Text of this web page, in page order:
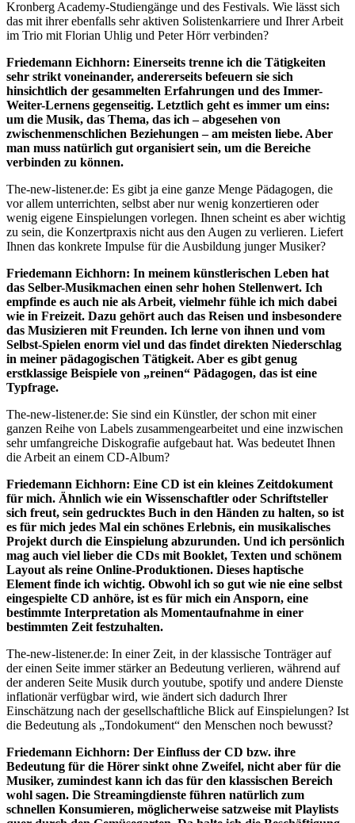
Kronberg Academy-Studiengänge und des Festivals. Wie lässt sich
das mit ihrer ebenfalls sehr aktiven Solistenkarriere und Ihrer Arbeit
im Trio mit Florian Uhlig und Peter Hörr verbinden?
Friedemann Eichhorn: Einerseits trenne ich die Tätigkeiten
sehr strikt voneinander, andererseits befeuern sie sich
hinsichtlich der gesammelten Erfahrungen und des Immer-
Weiter-Lernens gegenseitig. Letztlich geht es immer um eins:
um die Musik, das Thema, das ich – abgesehen von
zwischenmenschlichen Beziehungen – am meisten liebe. Aber
man muss natürlich gut organisiert sein, um die Bereiche
verbinden zu können.
The-new-listener.de: Es gibt ja eine ganze Menge Pädagogen, die
vor allem unterrichten, selbst aber nur wenig konzertieren oder
wenig eigene Einspielungen vorlegen. Ihnen scheint es aber wichtig
zu sein, die Konzertpraxis nicht aus den Augen zu verlieren. Liefert
Ihnen das konkrete Impulse für die Ausbildung junger Musiker?
Friedemann Eichhorn: In meinem künstlerischen Leben hat
das Selber-Musikmachen einen sehr hohen Stellenwert. Ich
empfinde es auch nie als Arbeit, vielmehr fühle ich mich dabei
wie in Freizeit. Dazu gehört auch das Reisen und insbesondere
das Musizieren mit Freunden. Ich lerne von ihnen und vom
Selbst-Spielen enorm viel und das findet direkten Niederschlag
in meiner pädagogischen Tätigkeit. Aber es gibt genug
erstklassige Beispiele von „reinen“ Pädagogen, das ist eine
Typfrage.
The-new-listener.de: Sie sind ein Künstler, der schon mit einer
ganzen Reihe von Labels zusammengearbeitet und eine inzwischen
sehr umfangreiche Diskografie aufgebaut hat. Was bedeutet Ihnen
die Arbeit an einem CD-Album?
Friedemann Eichhorn: Eine CD ist ein kleines Zeitdokument
für mich. Ähnlich wie ein Wissenschaftler oder Schriftsteller
sich freut, sein gedrucktes Buch in den Händen zu halten, so ist
es für mich jedes Mal ein schönes Erlebnis, ein musikalisches
Projekt durch die Einspielung abzurunden. Und ich persönlich
mag auch viel lieber die CDs mit Booklet, Texten und schönem
Layout als reine Online-Produktionen. Dieses haptische
Element finde ich wichtig. Obwohl ich so gut wie nie eine selbst
eingespielte CD anhöre, ist es für mich ein Ansporn, eine
bestimmte Interpretation als Momentaufnahme in einer
bestimmten Zeit festzuhalten.
The-new-listener.de: In einer Zeit, in der klassische Tonträger auf
der einen Seite immer stärker an Bedeutung verlieren, während auf
der anderen Seite Musik durch youtube, spotify und andere Dienste
inflationär verfügbar wird, wie ändert sich dadurch Ihrer
Einschätzung nach der gesellschaftliche Blick auf Einspielungen? Ist
die Bedeutung als „Tondokument“ den Menschen noch bewusst?
Friedemann Eichhorn: Der Einfluss der CD bzw. ihre
Bedeutung für die Hörer sinkt ohne Zweifel, nicht aber für die
Musiker, zumindest kann ich das für den klassischen Bereich
wohl sagen. Die Streamingdienste führen natürlich zum
schnellen Konsumieren, möglicherweise satzweise mit Playlists